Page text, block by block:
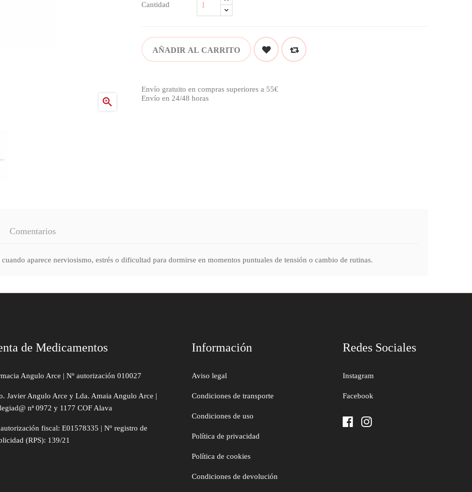

Cantidad
AÑADIR AL CARRITO
Envío gratuito en compras superiores a 55€
Envío en 24/48 horas
Comentarios
aparece nerviosismo, estrés o dificultad para dormirse en momentos puntuales de tensión o cambio de rutinas.
de Medicamentos
Angulo Arce | Nº autorización 010027
Javier Angulo Arce y Lda. Amaia Angulo Arce |
nª 0972 y 1177 COF Alava
fiscal: E01578335 | Nº registro de
(RPS): 139/21
Información
Aviso legal
Condiciones de transporte
Condiciones de uso
Política de privacidad
Política de cookies
Condiciones de devolución
Redes Sociales
Instagram
Facebook